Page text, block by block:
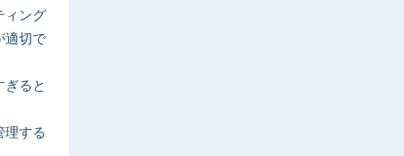
ィング
適切で
ると
理する